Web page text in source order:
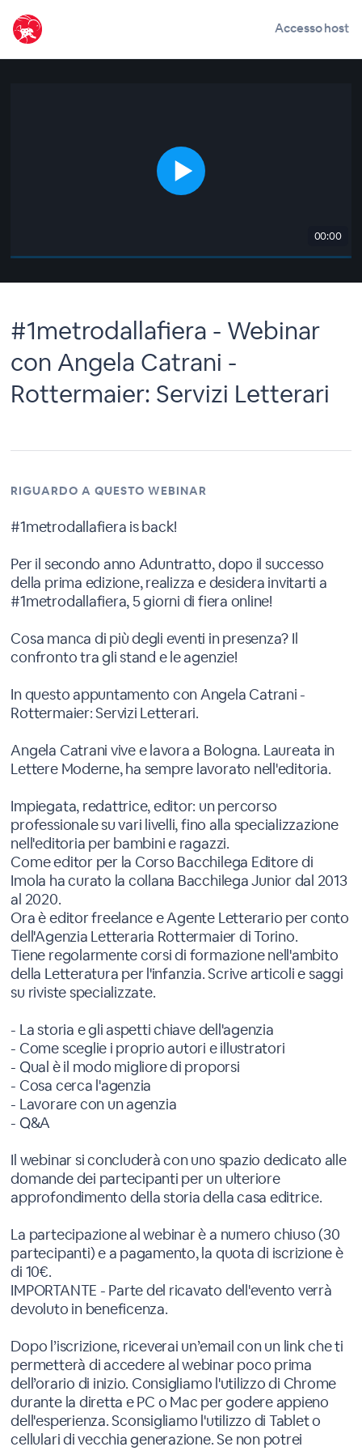
Accesso host
00:00
#1metrodallafiera - Webinar
con Angela Catrani -
Rottermaier: Servizi Letterari
RIGUARDO A QUESTO WEBINAR
#1metrodallafiera is back!
Per il secondo anno Aduntratto, dopo il successo
della prima edizione, realizza e desidera invitarti a
#1metrodallafiera, 5 giorni di fiera online!
Cosa manca di più degli eventi in presenza? Il
confronto tra gli stand e le agenzie!
In questo appuntamento con Angela Catrani -
Rottermaier: Servizi Letterari.
Angela Catrani vive e lavora a Bologna. Laureata in
Lettere Moderne, ha sempre lavorato nell'editoria.
Impiegata, redattrice, editor: un percorso
professionale su vari livelli, fino alla specializzazione
nell'editoria per bambini e ragazzi.
Come editor per la Corso Bacchilega Editore di
Imola ha curato la collana Bacchilega Junior dal 2013
al 2020.
Ora è editor freelance e Agente Letterario per conto
dell'Agenzia Letteraria Rottermaier di Torino.
Tiene regolarmente corsi di formazione nell'ambito
della Letteratura per l'infanzia. Scrive articoli e saggi
su riviste specializzate.
- La storia e gli aspetti chiave dell'agenzia
- Come sceglie i proprio autori e illustratori
- Qual è il modo migliore di proporsi
- Cosa cerca l'agenzia
- Lavorare con un agenzia
- Q&A
Il webinar si concluderà con uno spazio dedicato alle
domande dei partecipanti per un ulteriore
approfondimento della storia della casa editrice.
La partecipazione al webinar è a numero chiuso (30
partecipanti) e a pagamento, la quota di iscrizione è
di 10€.
IMPORTANTE - Parte del ricavato dell'evento verrà
devoluto in beneficenza.
Dopo l’iscrizione, riceverai un’email con un link che ti
permetterà di accedere al webinar poco prima
dell’orario di inizio. Consigliamo l'utilizzo di Chrome
durante la diretta e PC o Mac per godere appieno
dell'esperienza. Sconsigliamo l'utilizzo di Tablet o
cellulari di vecchia generazione. Se non potrei